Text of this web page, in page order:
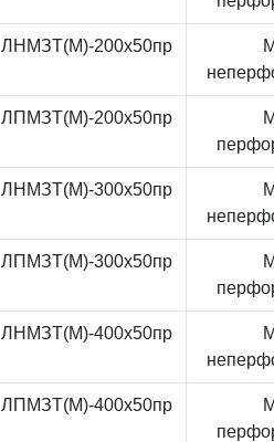
ЛНМЗТ(М)-200x50пр
ЛПМЗТ(М)-200x50пр
ЛНМЗТ(М)-300x50пр
ЛПМЗТ(М)-300x50пр
ЛНМЗТ(М)-400x50пр
ЛПМЗТ(М)-400x50пр